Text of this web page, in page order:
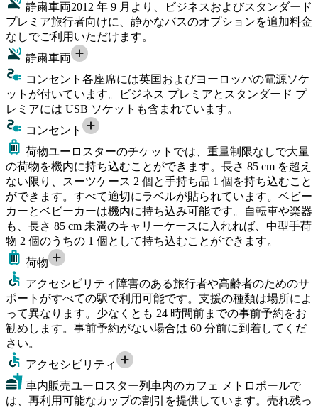
静粛車両2012 年 9 月より、ビジネスおよびスタンダード
プレミア旅行者向けに、静かなバスのオプションを追加料金
なしでご利用いただけます。
静粛車両
コンセント 各座席には英国およびヨーロッパの電源ソケ
ットが付いています。ビジネス プレミアとスタンダード プ
レミアには USB ソケットも含まれています。
コンセント
荷物ユーロスターのチケットでは、重量制限なしで大量
の荷物を機内に持ち込むことができます。長さ 85 cm を超え
ない限り、スーツケース 2 個と手持ち品 1 個を持ち込むこと
ができます。すべて適切にラベルが貼られています。ベビー
カーとベビーカーは機内に持ち込み可能です。自転車や楽器
も、長さ 85 cm 未満のキャリーケースに入れれば、中型手荷
物 2 個のうちの 1 個として持ち込むことができます。
荷物
アクセシビリティ 障害のある旅行者や高齢者のためのサ
ポートがすべての駅で利用可能です。支援の種類は場所によ
って異なります。少なくとも 24 時間前までの事前予約をお
勧めします。事前予約がない場合は 60 分前に到着してくだ
さい。
アクセシビリティ
車内販売ユーロスター列車内のカフェ メトロポールで
は、再利用可能なカップの割引を提供しています。売れ残っ